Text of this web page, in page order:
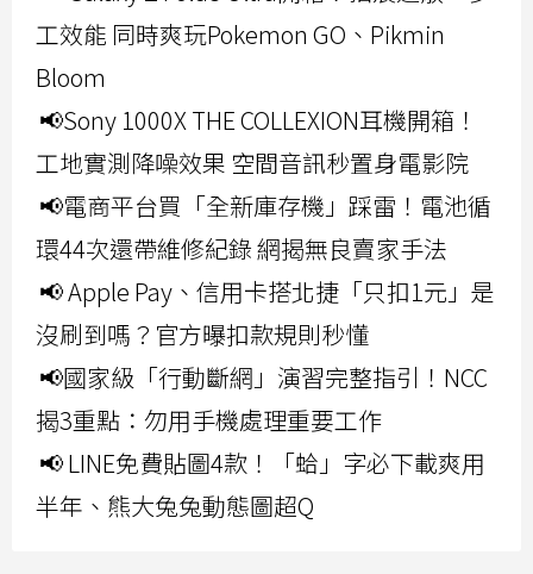
工效能 同時爽玩Pokemon GO、Pikmin
Bloom
📢Sony 1000X THE COLLEXION耳機開箱！
工地實測降噪效果 空間音訊秒置身電影院
📢電商平台買「全新庫存機」踩雷！電池循
環44次還帶維修紀錄 網揭無良賣家手法
📢 Apple Pay、信用卡搭北捷「只扣1元」是
沒刷到嗎？官方曝扣款規則秒懂
📢國家級「行動斷網」演習完整指引！NCC
揭3重點：勿用手機處理重要工作
📢 LINE免費貼圖4款！「蛤」字必下載爽用
半年、熊大兔兔動態圖超Q